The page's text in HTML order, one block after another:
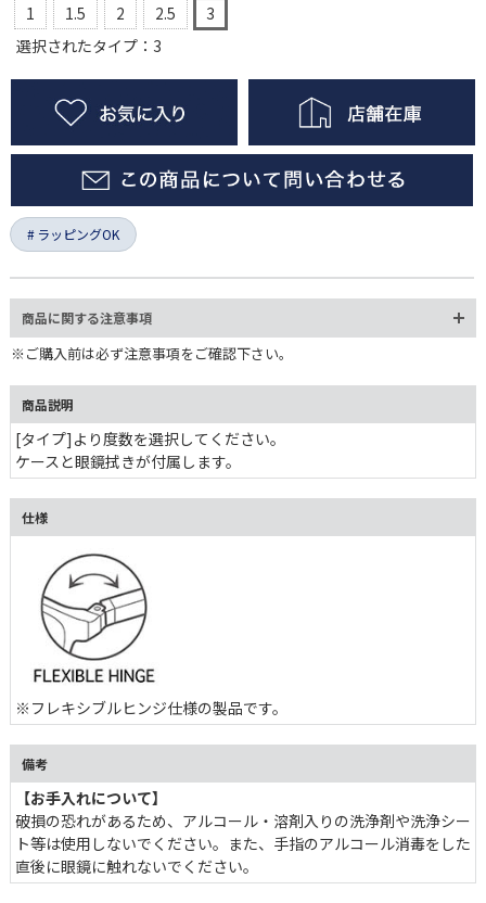
1 1.5 2 2.5
3
選択されたタイプ：3
ラッピングOK
商品に関する注意事項
※ご購入前は必ず注意事項をご確認下さい。
商品説明
[タイプ]より度数を選択してください。
ケースと眼鏡拭きが付属します。
仕様
※フレキシブルヒンジ仕様の製品です。
備考
【お手入れについて】
破損の恐れがあるため、アルコール・溶剤入りの洗浄剤や洗浄シー
ト等は使用しないでください。また、手指のアルコール消毒をした
直後に眼鏡に触れないでください。